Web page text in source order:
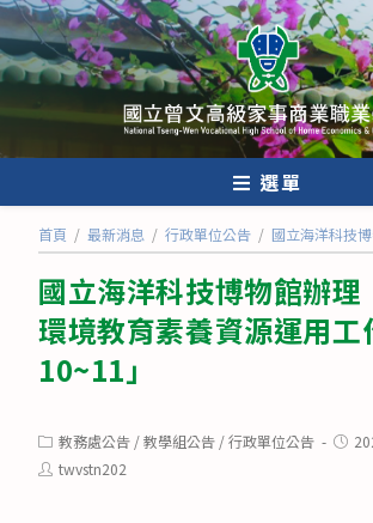
跳
轉
至
內
選單
首頁 / 最新消息 / 行政單位公告 / 國立海洋科技
國立海洋科技博物館辦理
環境教育素養資源運用工
10~11」
Post
category:
教務處公告 /教學組公告 /行政單位公告
Post
Posttwvstn202